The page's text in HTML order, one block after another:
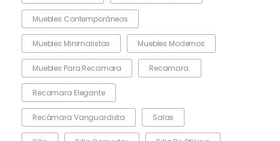
Muebles Contemporáneos
Muebles Minimalistas Muebles Modernos
Muebles Para Recamara Recamara.
Recamara Elegante
Recámara Vanguardista Salas